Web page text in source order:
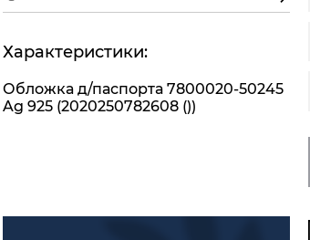
Характеристики:
Обложка д/паспорта 7800020-50245
Ag 925 (2020250782608 ())